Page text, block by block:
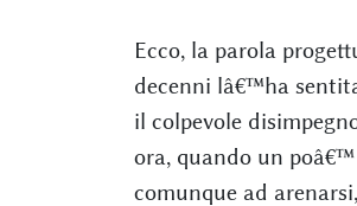
Ecco, la parola
decenni lâ€™ha
il colpevole
ora, quando un
comunque ad